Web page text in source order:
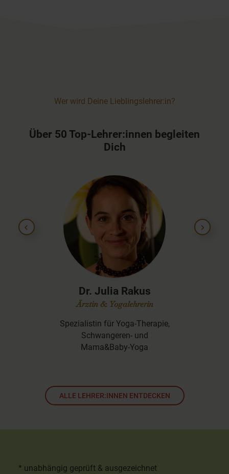
Wer wird Deine Lieblingslehrer:in?
Über 50 Top-Lehrer:innen begleiten
Dich
Dr. Julia Rakus
Ärztin & Yogalehrerin
Spezialistin für Yoga-Therapie,
Schwangeren- und
Mama&Baby-Yoga
ALLE LEHRER:INNEN ENTDECKEN
* unabhängig geprüft & ausgezeichnet